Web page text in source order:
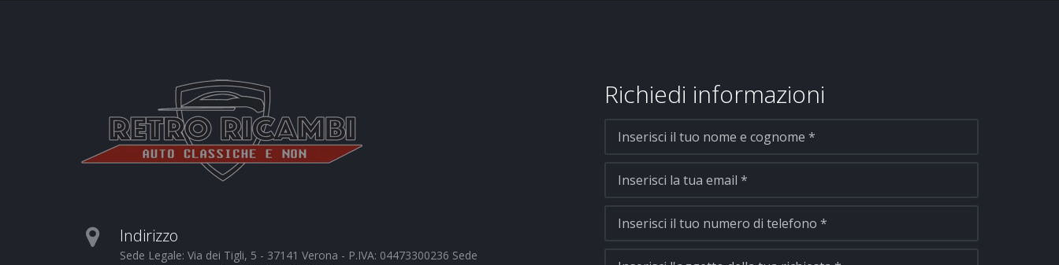
Indirizzo
Sede Legale: Via dei Tigli, 5 - 37141 Verona - P.IVA: 04473300236 Sede
Richiedi informazioni